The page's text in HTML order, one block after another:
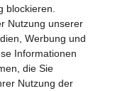
blockieren.
Nutzung unserer
Werbung und
Informationen
die Sie
Nutzung der